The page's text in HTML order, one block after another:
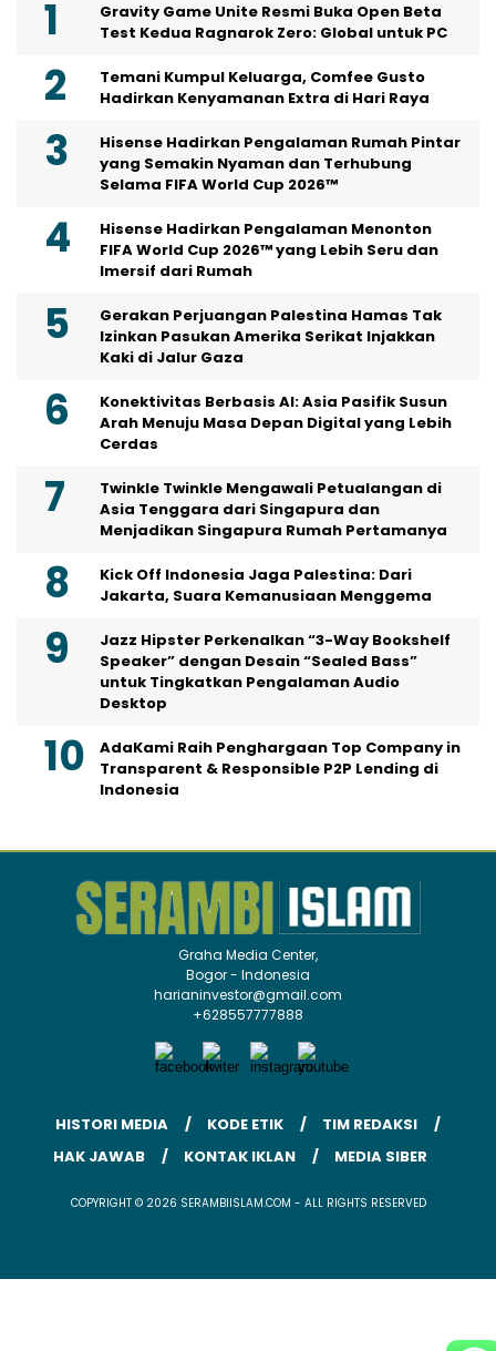
Gravity Game Unite Resmi Buka Open Beta
Test Kedua Ragnarok Zero: Global untuk PC
Temani Kumpul Keluarga, Comfee Gusto
Hadirkan Kenyamanan Extra di Hari Raya
Hisense Hadirkan Pengalaman Rumah Pintar
yang Semakin Nyaman dan Terhubung
Selama FIFA World Cup 2026™
Hisense Hadirkan Pengalaman Menonton
FIFA World Cup 2026™ yang Lebih Seru dan
Imersif dari Rumah
Gerakan Perjuangan Palestina Hamas Tak
Izinkan Pasukan Amerika Serikat Injakkan
Kaki di Jalur Gaza
Konektivitas Berbasis AI: Asia Pasifik Susun
Arah Menuju Masa Depan Digital yang Lebih
Cerdas
Twinkle Twinkle Mengawali Petualangan di
Asia Tenggara dari Singapura dan
Menjadikan Singapura Rumah Pertamanya
Kick Off Indonesia Jaga Palestina: Dari
Jakarta, Suara Kemanusiaan Menggema
Jazz Hipster Perkenalkan “3-Way Bookshelf
Speaker” dengan Desain “Sealed Bass”
untuk Tingkatkan Pengalaman Audio
Desktop
AdaKami Raih Penghargaan Top Company in
Transparent & Responsible P2P Lending di
Indonesia
Graha Media Center,
Bogor - Indonesia
harianinvestor@gmail.com
+628557777888
HISTORI MEDIA KODE ETIK
TIM REDAKSI
HAK JAWAB
KONTAK IKLAN MEDIA SIBER
COPYRIGHT © 2026 SERAMBIISLAM.COM - ALL RIGHTS RESERVED